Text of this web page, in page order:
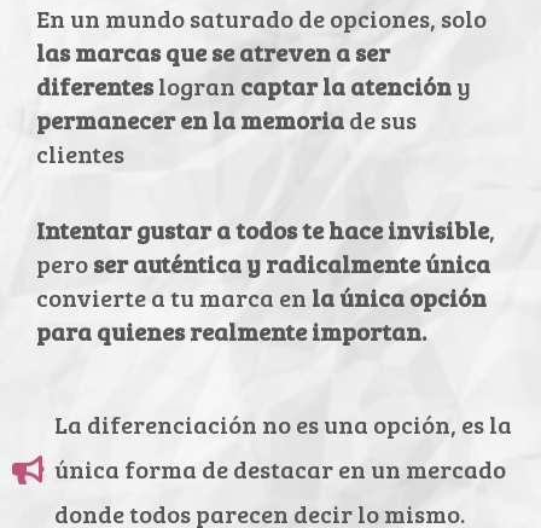
En un mundo saturado de opciones, solo
las marcas que se atreven a ser
diferenteslogran captar la atencióny
permanecer en la memoriade sus
clientes
Intentar gustar a todos te hace invisible,
peroser auténtica y radicalmente única
convierte a tu marca en la única opción
para quienes realmente importan.
La diferenciación no es una opción, es la
única forma de destacar en un mercado
donde todos parecen decir lo mismo.